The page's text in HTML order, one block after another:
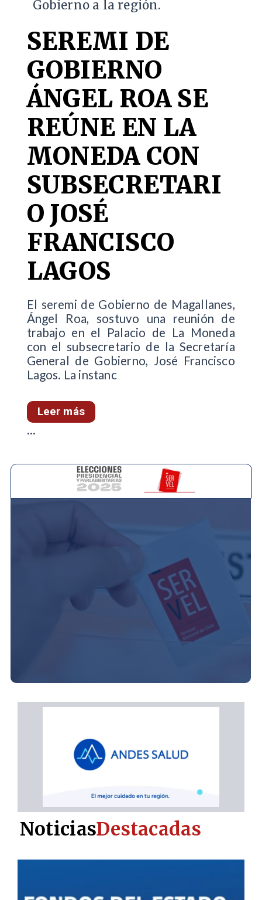
Gobierno a la región.
SEREMI DE
GOBIERNO
ÁNGEL ROA SE
REÚNE EN LA
MONEDA CON
SUBSECRETARI
O JOSÉ
FRANCISCO
LAGOS
El seremi de Gobierno de Magallanes,
Ángel Roa, sostuvo una reunión de
trabajo en el Palacio de La Moneda
con el subsecretario de la Secretaría
General de Gobierno, José Francisco
Lagos. La instanc
Leer más
...
NoticiasDestacadas